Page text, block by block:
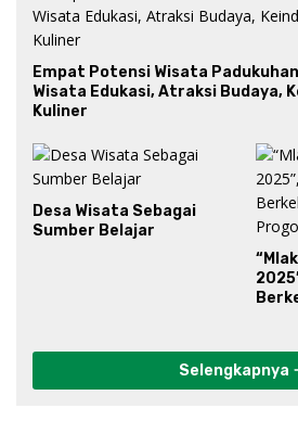
Empat Potensi Wisata
Wisata Edukasi, Atraksi Budaya,
Kuliner
Desa Wisata Sebagai
Sumber Belajar
Selengkapnya